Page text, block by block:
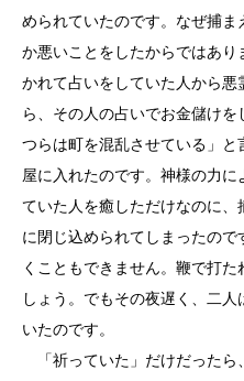
められていたのです。なぜ捕
か悪いことをしたからではあ
かれて占いをしていた人から
ら、その人の占いでお金儲け
つらは町を混乱させている」
屋に入れたのです。神様の力
ていた人を癒しただけなのに
に閉じ込められてしまったの
くこともできません。鞭で打
しょう。でもその夜遅く、二
いたのです。
「祈っていた」だけだったら